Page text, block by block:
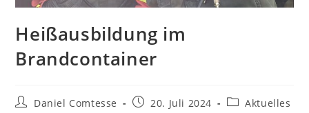
Heißausbildung im
Brandcontainer
Beitrags-
Daniel Comtesse
Beitrag20. Juli 2024
Beitrags-
Aktuelles